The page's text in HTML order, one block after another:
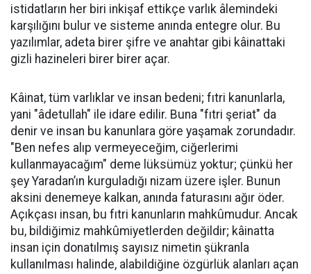
istidatların her biri inkişaf ettikçe varlık âlemindeki
karşılığını bulur ve sisteme anında entegre olur. Bu
yazılımlar, adeta birer şifre ve anahtar gibi kâinattaki
gizli hazineleri birer birer açar.
​Kâinat, tüm varlıklar ve insan bedeni; fıtri kanunlarla,
yani "âdetullah" ile idare edilir. Buna "fıtri şeriat" da
denir ve insan bu kanunlara göre yaşamak zorundadır.
"Ben nefes alıp vermeyeceğim, ciğerlerimi
kullanmayacağım" deme lüksümüz yoktur; çünkü her
şey Yaradan’ın kurguladığı nizam üzere işler. Bunun
aksini denemeye kalkan, anında faturasını ağır öder.
Açıkçası insan, bu fıtri kanunların mahkûmudur. Ancak
bu, bildiğimiz mahkûmiyetlerden değildir; kâinatta
insan için donatılmış sayısız nimetin şükranla
kullanılması halinde, alabildiğine özgürlük alanları açan